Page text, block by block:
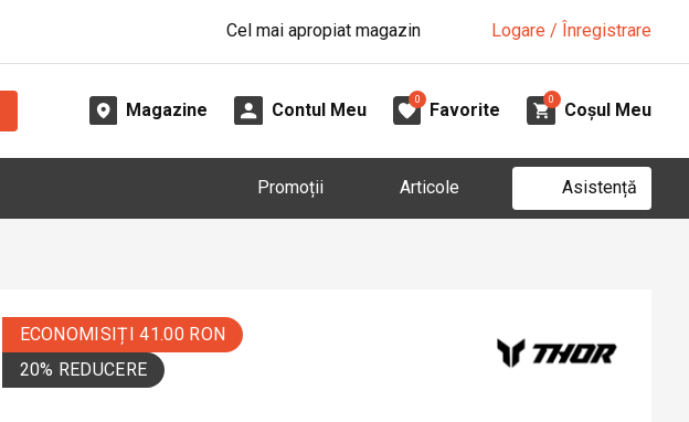
Cel mai apropiat magazin Logare / Înregistrare
Magazine Contul Meu
0
Favorite
0
Coșul Meu
Promoții Articole Asistență
ECONOMISIȚI 41.00 RON
20% REDUCERE